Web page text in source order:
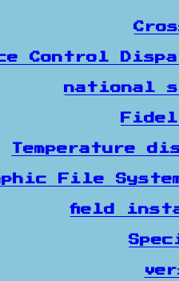
Control
national
Temperature
File
field